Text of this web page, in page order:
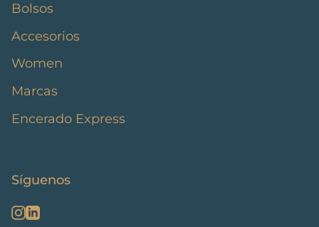
Bolsos
Accesorios
Women
Marcas
Encerado Express
Síguenos
Instagram
Linkedin